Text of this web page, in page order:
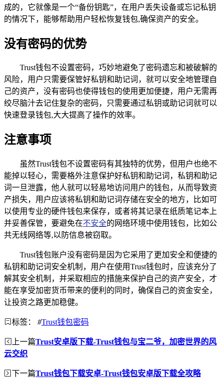
成的，它就像是一个“备份钥匙”，在用户丢失设备或忘记私钥
的情况下，能够帮助用户轻松恢复钱包,确保资产的安全。
没有密码的优势
Trust钱包不设置密码，巧妙地避免了密码遗忘和被破解的
风险，用户只需要保管好私钥和助记词，就可以安全地管理自
己的资产，没有密码也使得钱包的使用更加便捷，用户无需再
绞尽脑汁去记住复杂的密码，只需要通过私钥或助记词就可以
快速登录钱包,大大提高了操作的效率。
注意事项
虽然Trust钱包不设置密码有其独特的优势，但用户也绝不
能掉以轻心，需要格外注意保护好私钥和助记词，私钥和助记
词一旦泄露，他人就可以轻易地访问用户的钱包，从而导致资
产损失，用户应该将私钥和助记词存储在安全的地方，比如可
以使用专业的硬件钱包来保存，或者将其记录在纸质笔记本上
并妥善保管，要避免在不安全的网络环境中使用钱包，比如公
共无线网络等,以防信息被窃取。
Trust钱包账户没有密码是因为它采用了更加安全和便捷的
私钥和助记词安全机制，用户在使用Trust钱包时，应该充分了
解其安全机制，并采取相应的措施来保护自己的资产安全，才
能在享受加密货币带来的便利的同时，确保自己的资金安全，
让投资之路更加稳健。
标签： #Trust钱包密码
上一篇Trust安卓版下载-Trust钱包与宝二爷，加密世界的风
云交织
下一篇Trust钱包下载安卓-Trust钱包安卓版下载全攻略